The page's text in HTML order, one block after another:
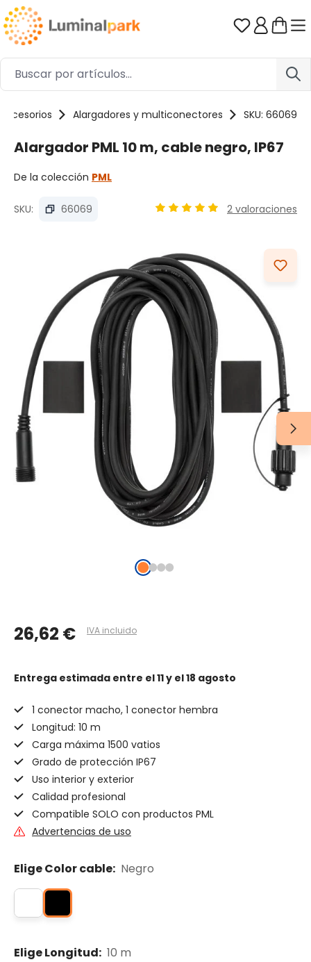
Saltar al contenido principal Tienes 0
Accesorios Alargadores y multiconectores SKU: 66069
Alargador PML 10 m, cable negro, IP67
De la colección PML
SKU: 66069 2 valoraciones
26,62 € IVA incluido
Entrega estimada entre el 11 y el 18 agosto
1 conector macho, 1 conector hembra
Longitud: 10 m
Carga máxima 1500 vatios
Grado de protección IP67
Uso interior y exterior
Calidad profesional
Compatible SOLO con productos PML
Advertencias de uso
Elige Color cable: Negro
Elige Longitud: 10 m